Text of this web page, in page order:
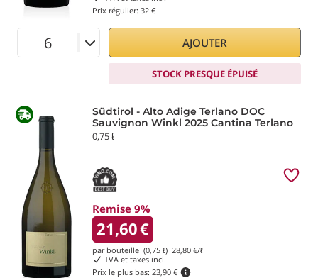
Prix régulier: 32 €
AJOUTER
STOCK PRESQUE ÉPUISÉ
Südtirol - Alto Adige Terlano DOC
Sauvignon Winkl 2025 Cantina Terlano
0,75 ℓ
Remise 9%
21,60€
par bouteille (0,75 ℓ) 28,80 €/ℓ
TVA et taxes incl.
Prix le plus bas: 23,90 €